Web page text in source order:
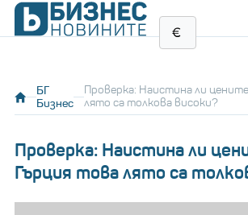
БГ
Бизнес
Проверка: Наистина ли
лято са толкова високи?
Проверка: Наистина ли
Гърция това лято са